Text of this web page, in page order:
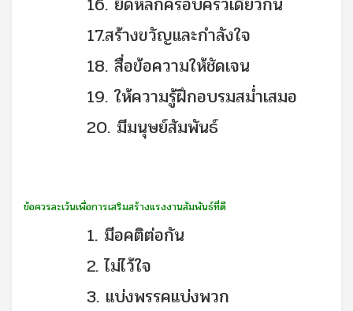
17.สร้างขวัญและกำลังใจ
18. สื่อข้อความให้ชัดเจน
19. ให้ความรู้ฝึกอบรมสม่ำเสมอ
20. มีมนุษย์สัมพันธ์
ข้อควรละเว้นเพื่อการเสริมสร้างแรงงานสัมพันธ์ที่ดี
1. มีอคติต่อกัน
2. ไม่ไว้ใจ
3. แบ่งพรรคแบ่งพวก